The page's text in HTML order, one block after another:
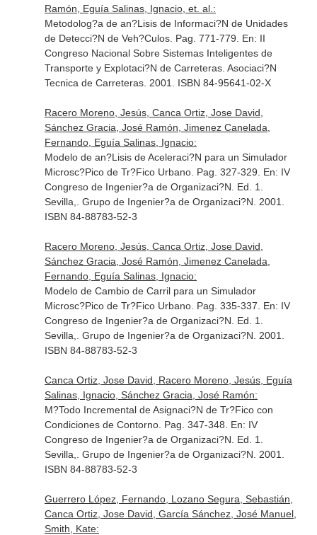
Ramón, Eguía Salinas, Ignacio, et. al.:
Metodolog?a de an?Lisis de Informaci?N de Unidades
de Detecci?N de Veh?Culos. Pag. 771-779. En: II
Congreso Nacional Sobre Sistemas Inteligentes de
Transporte y Explotaci?N de Carreteras. Asociaci?N
Tecnica de Carreteras. 2001. ISBN 84-95641-02-X
Racero Moreno, Jesús, Canca Ortiz, Jose David,
Sánchez Gracia, José Ramón, Jimenez Canelada,
Fernando, Eguía Salinas, Ignacio:
Modelo de an?Lisis de Aceleraci?N para un Simulador
Microsc?Pico de Tr?Fico Urbano. Pag. 327-329. En: IV
Congreso de Ingenier?a de Organizaci?N . Ed. 1.
Sevilla,. Grupo de Ingenier?a de Organizaci?N. 2001.
ISBN 84-88783-52-3
Racero Moreno, Jesús, Canca Ortiz, Jose David,
Sánchez Gracia, José Ramón, Jimenez Canelada,
Fernando, Eguía Salinas, Ignacio:
Modelo de Cambio de Carril para un Simulador
Microsc?Pico de Tr?Fico Urbano. Pag. 335-337. En: IV
Congreso de Ingenier?a de Organizaci?N . Ed. 1.
Sevilla,. Grupo de Ingenier?a de Organizaci?N. 2001.
ISBN 84-88783-52-3
Canca Ortiz, Jose David, Racero Moreno, Jesús, Eguía
Salinas, Ignacio, Sánchez Gracia, José Ramón:
M?Todo Incremental de Asignaci?N de Tr?Fico con
Condiciones de Contorno. Pag. 347-348. En: IV
Congreso de Ingenier?a de Organizaci?N . Ed. 1.
Sevilla,. Grupo de Ingenier?a de Organizaci?N. 2001.
ISBN 84-88783-52-3
Guerrero López, Fernando, Lozano Segura, Sebastián,
Canca Ortiz, Jose David, García Sánchez, José Manuel,
Smith, Kate: